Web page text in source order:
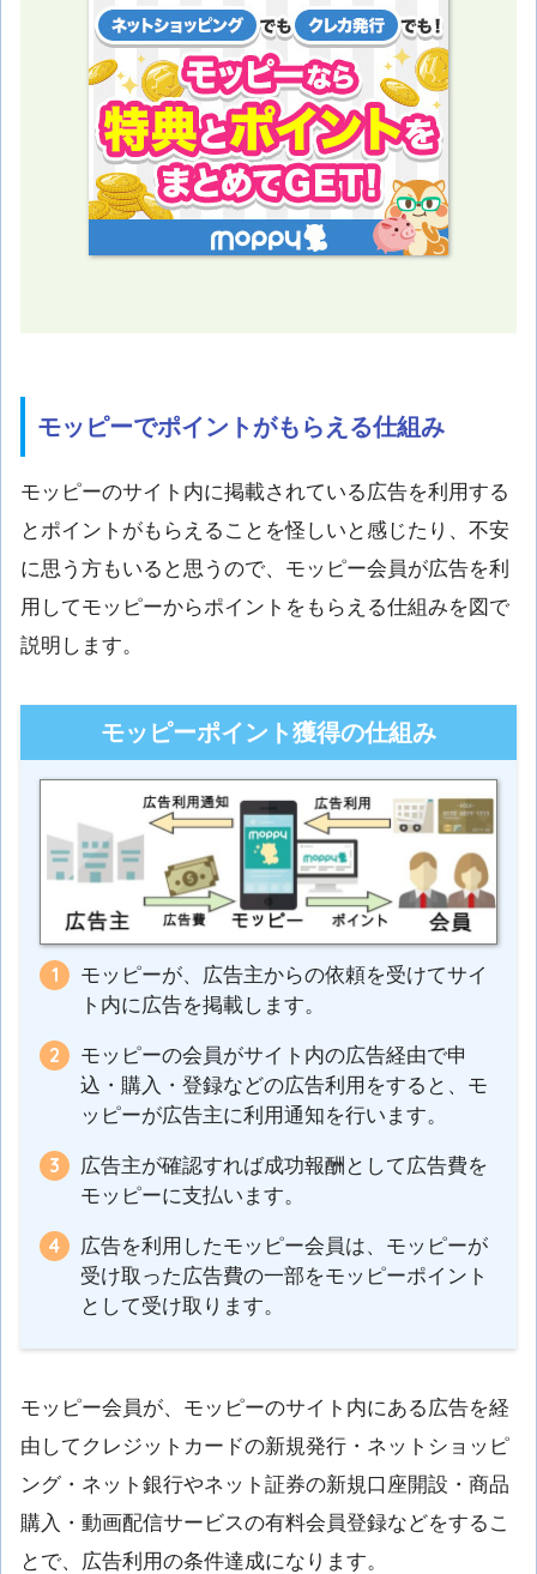
モッピーでポイントがもらえる仕組み
モッピーのサイト内に掲載されている広告を利用する
とポイントがもらえることを怪しいと感じたり、不安
に思う方もいると思うので、モッピー会員が広告を利
用してモッピーからポイントをもらえる仕組みを図で
説明します。
モッピーポイント獲得の仕組み
モッピーが、広告主からの依頼を受けてサイ
ト内に広告を掲載します。
モッピーの会員がサイト内の広告経由で申
込・購入・登録などの広告利用をすると、モ
ッピーが広告主に利用通知を行います。
広告主が確認すれば成功報酬として広告費を
モッピーに支払います。
広告を利用したモッピー会員は、モッピーが
受け取った広告費の一部をモッピーポイント
として受け取ります。
モッピー会員が、モッピーのサイト内にある広告を経
由してクレジットカードの新規発行・ネットショッピ
ング・ネット銀行やネット証券の新規口座開設・商品
購入・動画配信サービスの有料会員登録などをするこ
とで、広告利用の条件達成になります。